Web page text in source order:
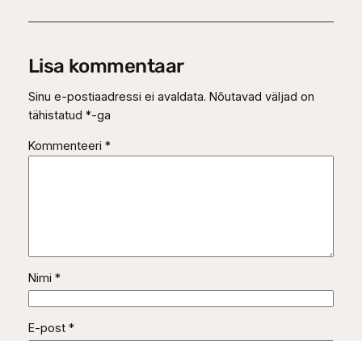
Lisa kommentaar
Sinu e-postiaadressi ei avaldata. Nõutavad väljad on
tähistatud *-ga
Kommenteeri *
Nimi *
E-post *